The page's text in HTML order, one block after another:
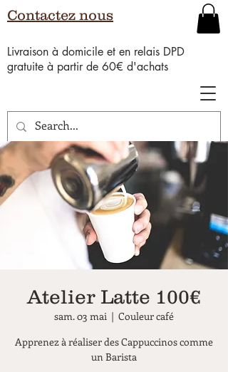
Livraison à domicile et en relais DPD
gratuite à partir de 60€ d'achats
Contactez nous
Atelier Latte 100€
sam. 03 mai
  |
Couleur café
Apprenez à réaliser des Cappuccinos comme
un Barista